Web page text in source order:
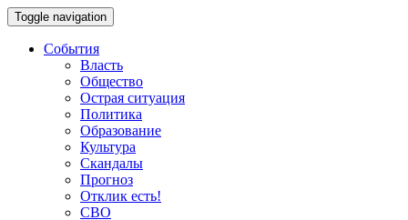
Toggle navigation
События
Власть
Общество
Острая ситуация
Политика
Образование
Культура
Скандалы
Прогноз
Отклик есть!
СВО